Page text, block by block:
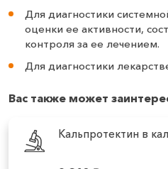
Для диагностики
оценки ее активности,
контроля за ее лечением.
Для диагностики
Вас также может
Кальпротектин в